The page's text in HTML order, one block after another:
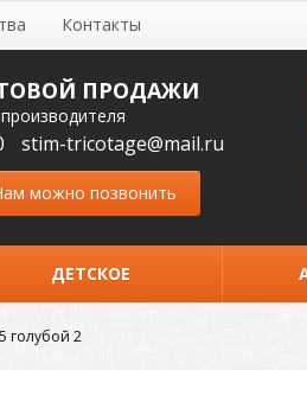
Контакты
ПРОДАЖИ
stim-tricotage@mail.ru
можно позвонить
ДЕТСКОЕ
голубой 2